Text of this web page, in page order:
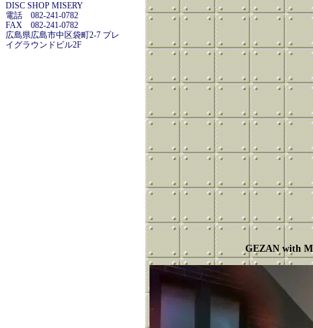
DISC SHOP MISERY
電話 082-241-0782
FAX 082-241-0782
広島県広島市中区袋町2-7 プレ
イグラウンドビル2F
GEZAN with